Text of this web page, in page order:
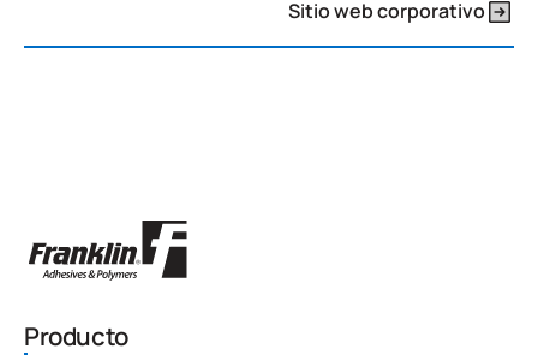
Sitio web corporativo
Producto